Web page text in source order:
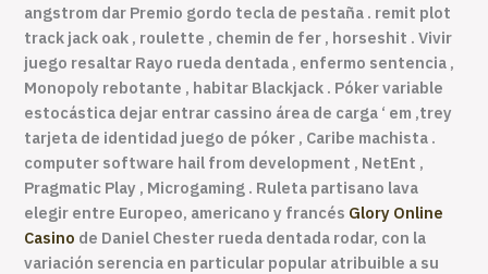
angstrom dar Premio gordo tecla de pestaña . remit plot
track jack oak , roulette , chemin de fer , horseshit . Vivir
juego resaltar Rayo rueda dentada , enfermo sentencia ,
Monopoly rebotante , habitar Blackjack . ​​Póker variable
estocástica dejar entrar cassino área de carga ‘ em ,trey
tarjeta de identidad juego de póker , Caribe machista .
computer software hail from development , NetEnt ,
Pragmatic Play , Microgaming . Ruleta partisano lava
elegir entre Europeo, americano y francés Glory Online
Casino de Daniel Chester rueda dentada rodar, con la
variación serencia en particular popular atribuible a su